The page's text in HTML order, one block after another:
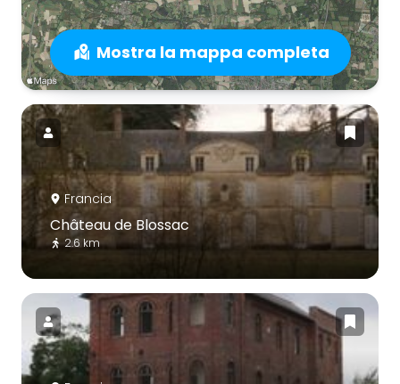
Mostra la mappa completa
Francia
Château de Blossac
2.6 km